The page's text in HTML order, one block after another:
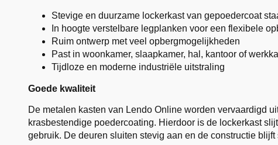
Stevige en duurzame lockerkast van gepoedercoat
In hoogte verstelbare legplanken voor een flexibele
Ruim ontwerp met veel opbergmogelijkheden
Past in woonkamer, slaapkamer, hal, kantoor of
Tijdloze en moderne industriële uitstraling
Goede kwaliteit
De metalen kasten van Lendo Online worden vervaardigd
krasbestendige poedercoating. Hierdoor is de lockerkast
gebruik. De deuren sluiten stevig aan en de constructie